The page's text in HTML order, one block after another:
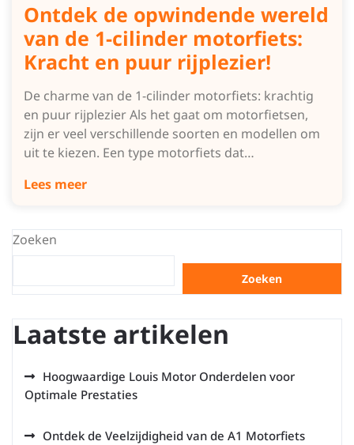
Ontdek de opwindende wereld
van de 1-cilinder motorfiets:
Kracht en puur rijplezier!
De charme van de 1-cilinder motorfiets: krachtig
en puur rijplezier Als het gaat om motorfietsen,
zijn er veel verschillende soorten en modellen om
uit te kiezen. Een type motorfiets dat…
Lees meer
Zoeken
Zoeken
Laatste artikelen
Hoogwaardige Louis Motor Onderdelen voor
Optimale Prestaties
Ontdek de Veelzijdigheid van de A1 Motorfiets